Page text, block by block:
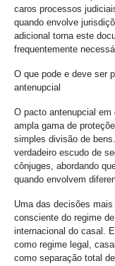
caros processos
quando envolve
adicional torna este
frequentemente
O que pode e deve ser
antenupcial
O pacto antenupcial
ampla gama de
simples divisão de
verdadeiro escudo de
cônjuges, abordando
quando envolvem
Uma das decisões
consciente do regime
internacional do casal.
como regime legal,
como separação total